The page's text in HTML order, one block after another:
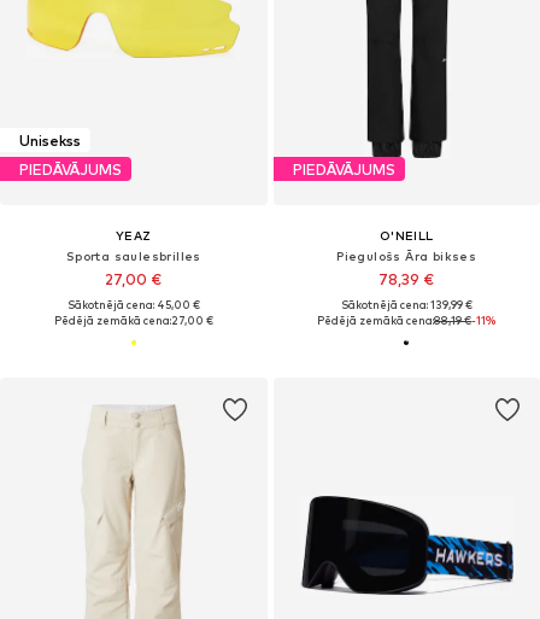
Unisekss
PIEDĀVĀJUMS
YEAZ
Sporta saulesbrilles
27,00 €
Sākotnējā cena: 45,00 €
Pēdējā zemākā cena:27,00 €
PIEDĀVĀJUMS
O'NEILL
Piegulošs Āra bikses
78,39 €
Sākotnējā cena: 139,99 €
Pēdējā zemākā cena:88,19 €-11%